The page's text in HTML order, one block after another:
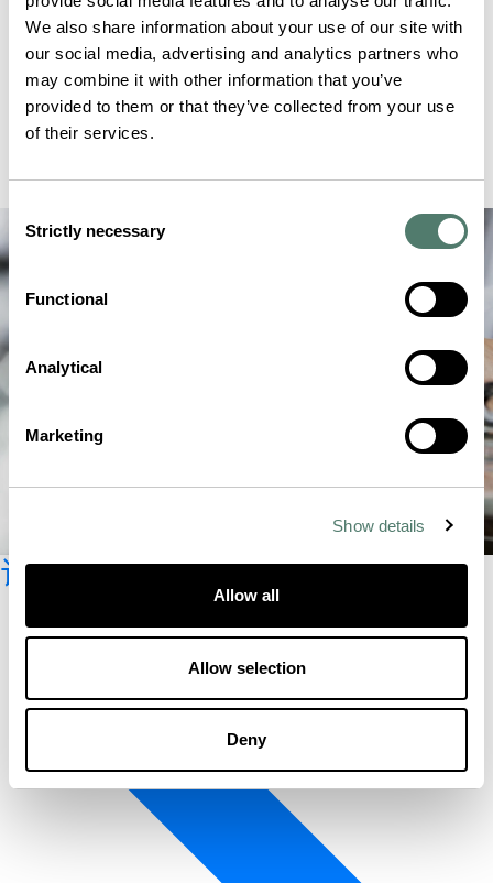
We also share information about your use of our site with
our social media, advertising and analytics partners who
may combine it with other information that you’ve
provided to them or that they’ve collected from your use
of their services.
Selection
Strictly necessary
Functional
Analytical
Marketing
Show details
Allow all
Allow selection
Deny
订阅时事新闻